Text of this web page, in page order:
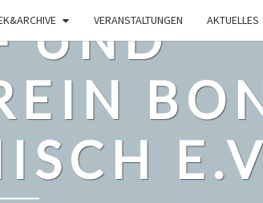
VERANSTALTUNGEN AKTUELLES
UND